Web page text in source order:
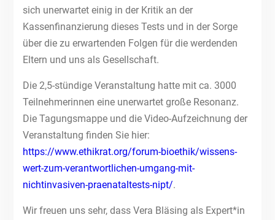
sich unerwartet einig in der Kritik an der
Kassenfinanzierung dieses Tests und in der Sorge
über die zu erwartenden Folgen für die werdenden
Eltern und uns als Gesellschaft.
Die 2,5-stündige Veranstaltung hatte mit ca. 3000
Teilnehmerinnen eine unerwartet große Resonanz.
Die Tagungsmappe und die Video-Aufzeichnung der
Veranstaltung finden Sie hier:
https://www.ethikrat.org/forum-bioethik/wissens-
wert-zum-verantwortlichen-umgang-mit-
nichtinvasiven-praenataltests-nipt/.
Wir freuen uns sehr, dass Vera Bläsing als Expert*in